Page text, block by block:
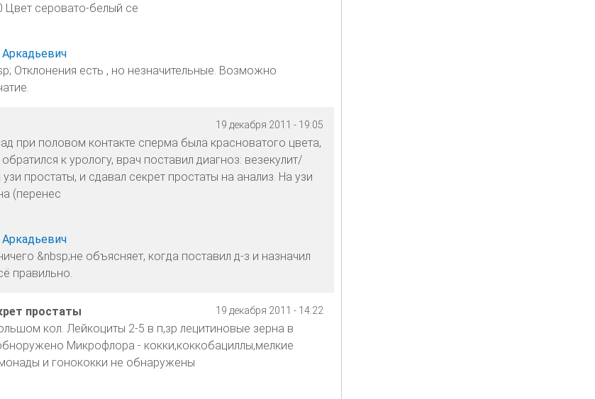
Цвет серовато-белый се
Отклонения есть , но незначительные. Возможно
19 декабря 2011 - 19:05
при половом контакте сперма была красноватого цвета,
к урологу, врач поставил диагноз: везекулит/
простаты, и сдавал секрет простаты на анализ. На узи
(перенес
&nbsp;не объясняет, когда поставил д-з и назначил
правильно.
19 декабря 2011 - 14:22
простаты
кол. Лейкоциты 2-5 в п,зр лецитиновые зерна в
Микрофлора - кокки,коккобациллы,мелкие
и гонококки не обнаружены